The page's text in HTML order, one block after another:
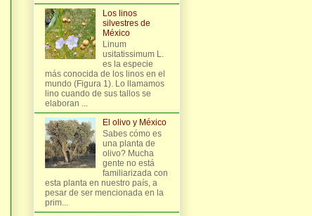
Los linos
silvestres de
México
Linum
usitatissimum L.
es la especie
más conocida de los linos en el
mundo (Figura 1). Lo llamamos
lino cuando de sus tallos se
elaboran ...
El olivo y México
Sabes cómo es
una planta de
olivo? Mucha
gente no está
familiarizada con
esta planta en nuestro país, a
pesar de ser mencionada en la
prim...